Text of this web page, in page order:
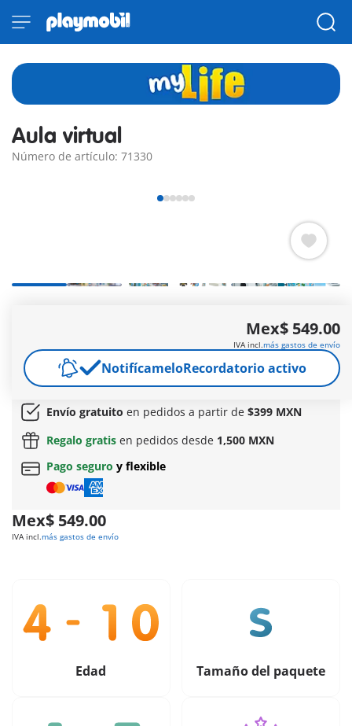
Aula virtual
Número de artículo: 71330
virtual todo son mundos digitales, gracias a sus numerosos y
modernos accesorios. Además, el proyector en
funcionamiento facilita la proyección de magníficas imágenes
en la pantalla.
Más información
Envío gratuito en pedidos a partir de $399 MXN
Regalo gratis en pedidos desde 1,500 MXN
Pago seguro y flexible
Mex$ 549.00
IVA incl.más gastos de envío
Mex$ 549.00
IVA incl.más gastos de envío
NotifícameloRecordatorio activo
Edad Tamaño del paquete